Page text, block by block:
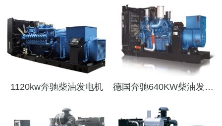
1120kw奔驰柴油发电机 德国奔驰640KW柴油发电机组